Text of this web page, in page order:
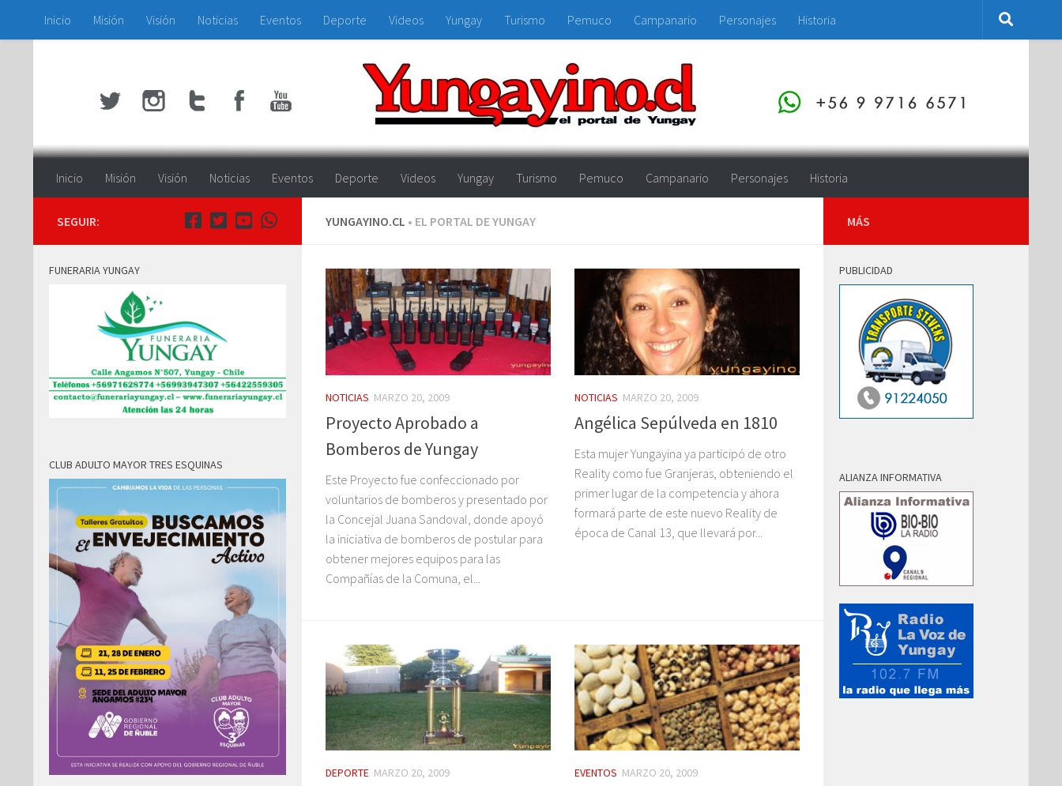
Saltar al contenido
Inicio Misión Visión Noticias Eventos Deporte Videos Yungay Turismo Pemuco Campanario Personajes Historia
Inicio Misión Visión Noticias Eventos Deporte Videos Yungay Turismo Pemuco Campanario Personajes Historia
YUNGAYINO.CL • EL PORTAL DE YUNGAY
NOTICIAS MARZO 20, 2009
Proyecto Aprobado a
Bomberos de Yungay
Este Proyecto fue confeccionado por
voluntarios de bomberos y presentado por
la Concejal Juana Sandoval, donde apoyó
la iniciativa de bomberos de postular para
obtener mejores equipos para las
Compañías de la Comuna, el...
NOTICIAS MARZO 20, 2009
Angélica Sepúlveda en 1810
Esta mujer Yungayina ya participó de otro
Reality como fue Granjeras, obteniendo el
primer lugar de la competencia y ahora
formará parte de este nuevo Reality de
época de Canal 13, que llevará por...
DEPORTE MARZO 20, 2009 EVENTOS MARZO 20, 2009
SEGUIR:
FUNERARIA YUNGAY
CLUB ADULTO MAYOR TRES ESQUINAS
MÁS
PUBLICIDAD
ALIANZA INFORMATIVA